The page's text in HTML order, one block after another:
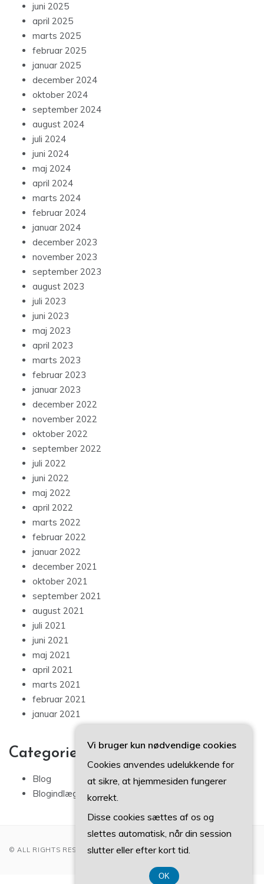
juni 2025
april 2025
marts 2025
februar 2025
januar 2025
december 2024
oktober 2024
september 2024
august 2024
juli 2024
juni 2024
maj 2024
april 2024
marts 2024
februar 2024
januar 2024
december 2023
november 2023
september 2023
august 2023
juli 2023
juni 2023
maj 2023
april 2023
marts 2023
februar 2023
januar 2023
december 2022
november 2022
oktober 2022
september 2022
juli 2022
juni 2022
maj 2022
april 2022
marts 2022
februar 2022
januar 2022
december 2021
oktober 2021
september 2021
august 2021
juli 2021
juni 2021
maj 2021
april 2021
marts 2021
februar 2021
januar 2021
Categories
Blog
Blogindlæg
© ALL RIGHTS RESERVED 2022
Vi bruger kun nødvendige cookies
Cookies anvendes udelukkende for
at sikre, at hjemmesiden fungerer
korrekt.
Disse cookies sættes af os og
slettes automatisk, når din session
slutter eller efter kort tid.
OK